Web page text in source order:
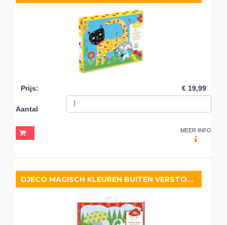
Prijs: € 19,99
Aantal
MEER INFO
DJECO MAGISCH KLEUREN BUITEN VERSTOPT